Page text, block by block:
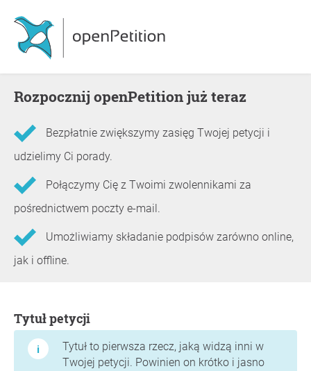
Rozpocznij openPetition już teraz
Bezpłatnie zwiększymy zasięg Twojej petycji i
udzielimy Ci porady.
Połączymy Cię z Twoimi zwolennikami za
pośrednictwem poczty e-mail.
Umożliwiamy składanie podpisów zarówno online,
jak i offline.
Tytuł petycji
Tytuł to pierwsza rzecz, jaką widzą inni w
Twojej petycji. Powinien on krótko i jasno